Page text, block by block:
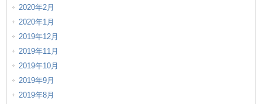
2020年2月
2020年1月
2019年12月
2019年11月
2019年10月
2019年9月
2019年8月